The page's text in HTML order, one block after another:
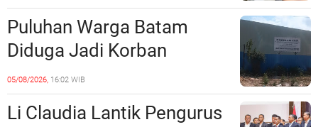
Ketentuan Peraturan
Perundang-undangan
Puluhan Warga Batam
Diduga Jadi Korban
Penipuan Kavling Hingga
Miliaran Rupiah, Laporan ke
Polda Kepri Jalan di
05/08/2026, 16:02 WIB
Li Claudia Lantik Pengurus